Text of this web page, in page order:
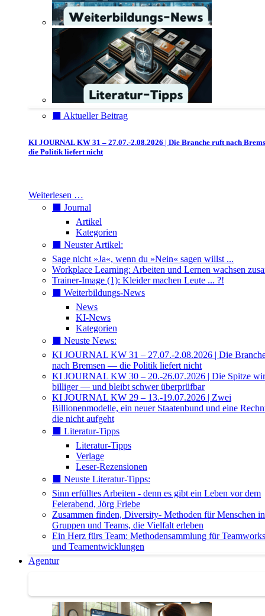
⬛️ Aktueller Beitrag
KI JOURNAL KW 31 – 27.07.-2.08.2026 | Die Branche ruft nach
die Politik liefert nicht
Weiterlesen …
⬛️ Journal
Artikel
Kategorien
⬛️ Neuster Artikel:
Sage nicht »Ja«, wenn du »Nein« sagen willst ...
Workplace Learning: Arbeiten und Lernen wachsen
Trainer-Image (1): Kleider machen Leute ... ?!
⬛️ Weiterbildungs-News
News
KI-News
Kategorien
⬛️ Neuste News:
KI JOURNAL KW 31 – 27.07.-2.08.2026 | Die
nach Bremsen — die Politik liefert nicht
KI JOURNAL KW 30 – 20.-26.07.2026 | Die Spitze
billiger — und bleibt schwer überprüfbar
KI JOURNAL KW 29 – 13.-19.07.2026 | Zwei
Billionenmodelle, ein neuer Staatenbund und eine
die nicht aufgeht
⬛️ Literatur-Tipps
Literatur-Tipps
Verlage
Leser-Rezensionen
⬛️ Neuste Literatur-Tipps:
Sinn erfülltes Arbeiten - denn es gibt ein Leben vor dem
Feierabend, Jörg Friebe
Zusammen finden, Diversity- Methoden für Menschen in
Gruppen und Teams, die Vielfalt erleben
Ein Herz fürs Team: Methodensammlung für
und Teamentwicklungen
Agentur